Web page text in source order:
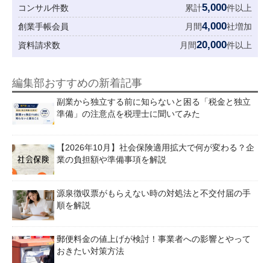
コンサル件数
累計5,000件以上
創業手帳会員
月間4,000社増加
資料請求数
月間20,000件以上
編集部おすすめの新着記事
副業から独立する前に知らないと困る「税金と独立
準備」の注意点を税理士に聞いてみた
【2026年10月】社会保険適用拡大で何が変わる？企
業の負担額や準備事項を解説
源泉徴収票がもらえない時の対処法と不交付届の手
順を解説
郵便料金の値上げが検討！事業者への影響とやって
おきたい対策方法